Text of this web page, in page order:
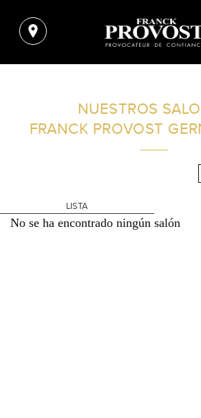
FILTROS AVANZADOS
NUESTROS
FRANCK PROVOST
LISTA
No se ha encontrado ningún salón